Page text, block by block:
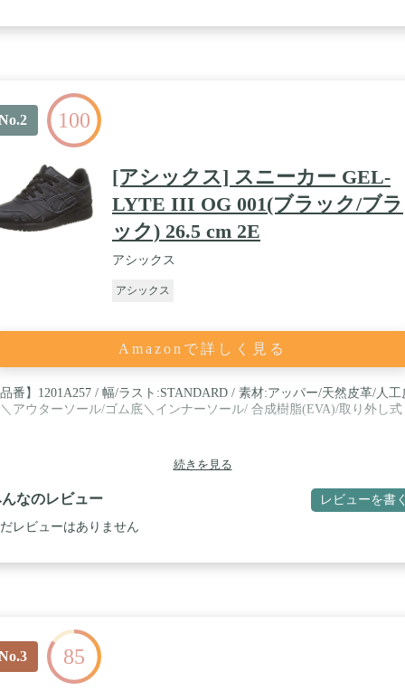
100
[アシックス] スニーカー GEL-
LYTE III OG 001(ブラック/ブラ
ック) 26.5 cm 2E
アシックス
アシックス
Amazonで詳しく見る
番】1201A257 / 幅/ラスト:STANDARD / 素材:アッパー/天然皮革/人工
アウターソール/ゴム底＼インナーソール/ 合成樹脂(EVA)/取り外し式
続きを見る
なのレビュー レビューを書
レビューはありません
85